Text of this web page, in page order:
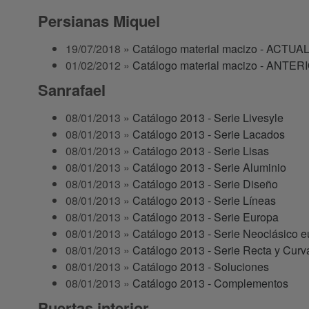
Persianas Miquel
19/07/2018 » Catálogo material macizo - ACTUAL
01/02/2012 » Catálogo material macizo -
Sanrafael
08/01/2013 » Catálogo 2013 - Serie Livesyle
08/01/2013 » Catálogo 2013 - Serie Lacados
08/01/2013 » Catálogo 2013 - Serie Lisas
08/01/2013 » Catálogo 2013 - Serie Aluminio
08/01/2013 » Catálogo 2013 - Serie Diseño
08/01/2013 » Catálogo 2013 - Serie Líneas
08/01/2013 » Catálogo 2013 - Serie Europa
08/01/2013 » Catálogo 2013 - Serie Neoclásico
08/01/2013 » Catálogo 2013 - Serie Recta y
08/01/2013 » Catálogo 2013 - Soluciones
08/01/2013 » Catálogo 2013 - Complementos